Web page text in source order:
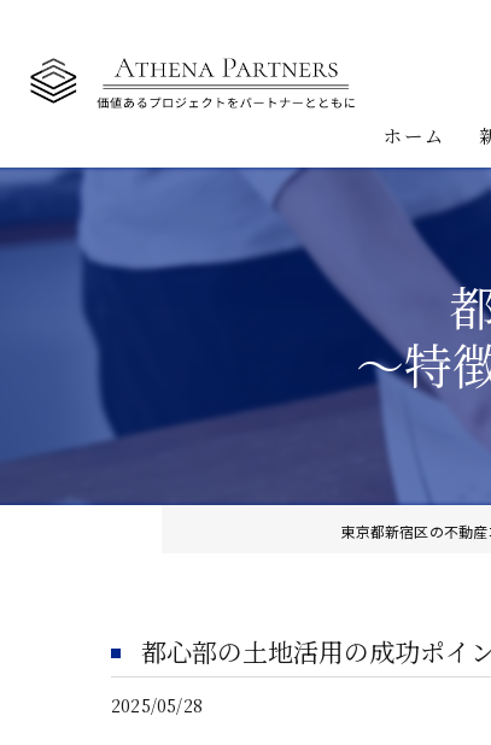
ホーム
～特
東京都新宿区の不動
都心部の土地活用の成功ポイ
2025/05/28